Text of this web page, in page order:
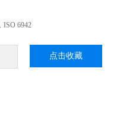
ISO 6942
点击收藏